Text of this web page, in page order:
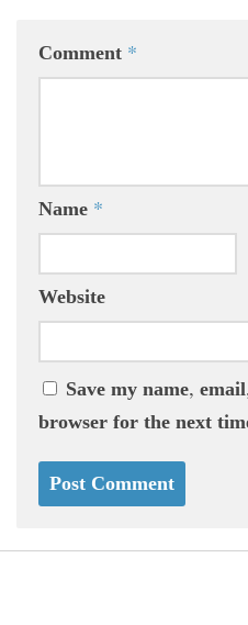
Comment *
Name *
Website
Save my name,
browser for the next